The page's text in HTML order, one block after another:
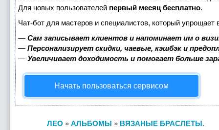
Для новых пользователей первый месяц бесплатно.
Чат-бот для мастеров и специалистов, который упрощает
— Сам записывает клиентов и напоминает им о
— Персонализирует скидки, чаевые, кэшбэк и
— Увеличивает доходимость и помогает больше
Начать пользоваться сервисом
ЛЕО » АЛЬБОМЫ » ВЯЗАНЫЕ БРАСЛЕТЫ.